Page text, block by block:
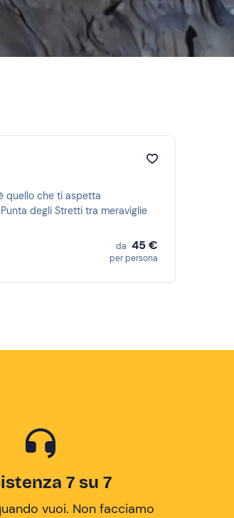
quello che ti aspetta
degli Stretti tra meraviglie
da 45 €
per persona
7 su 7
vuoi. Non facciamo